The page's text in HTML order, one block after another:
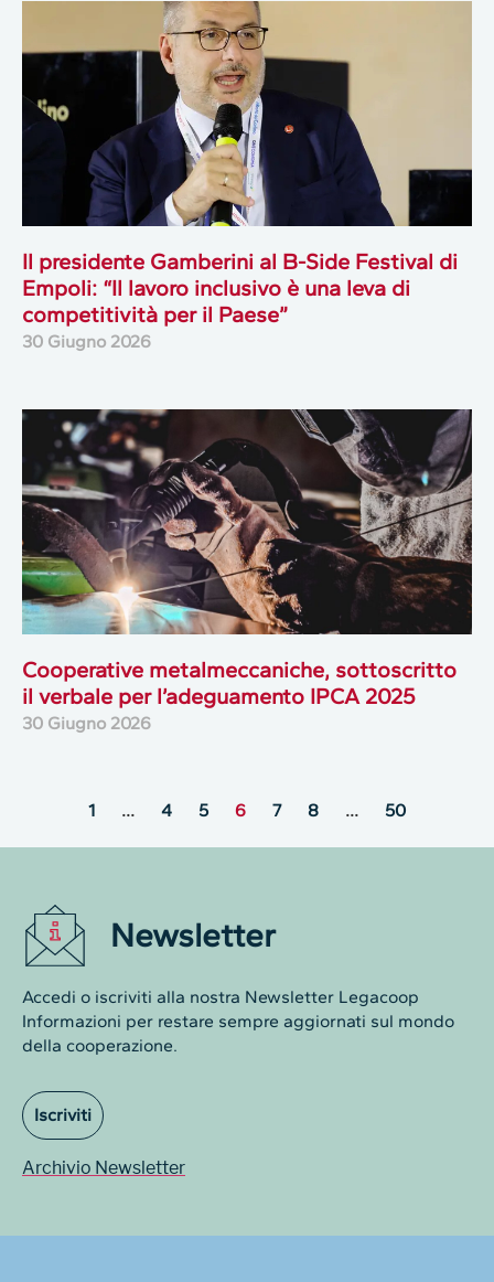
Il presidente Gamberini al B-Side Festival di
Empoli: “Il lavoro inclusivo è una leva di
competitività per il Paese”
30 Giugno 2026
Cooperative metalmeccaniche, sottoscritto
il verbale per l’adeguamento IPCA 2025
30 Giugno 2026
1 … 4 5 6 7 8 … 50
Newsletter
Accedi o iscriviti alla nostra Newsletter Legacoop
Informazioni per restare sempre aggiornati sul mondo
della cooperazione.
Iscriviti
Archivio Newsletter